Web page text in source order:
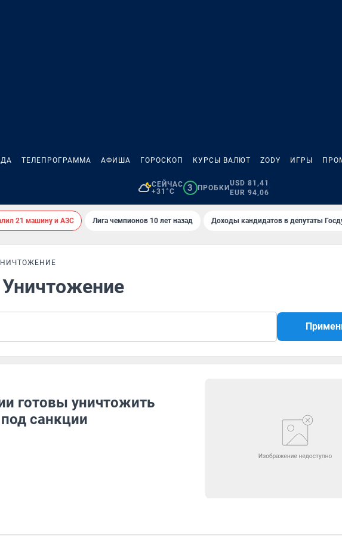
ТЕЛЕПРОГРАММА АФИША ГОРОСКОП КУРСЫ ВАЛЮТ ZODY ИГРЫ
СЕЙЧАС
+31°C
3 ПРОБКИ
USD 81,41
EUR 94,06
21 машину и АЗС Лига чемпионов 10 лет назад Доходы кандидатов в депутаты
Уничтожение
готовы уничтожить
санкции